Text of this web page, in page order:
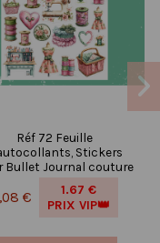
Réf 72 Feuille
Stickers
Bullet Journal couture
€
1.67 €
PRIX VIP👑